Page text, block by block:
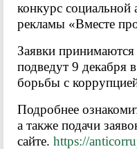
конкурс
рекламы «Вместе
Заявки
подведут 9
борьбы с
Подробнее
а также подачи
сайте. https://